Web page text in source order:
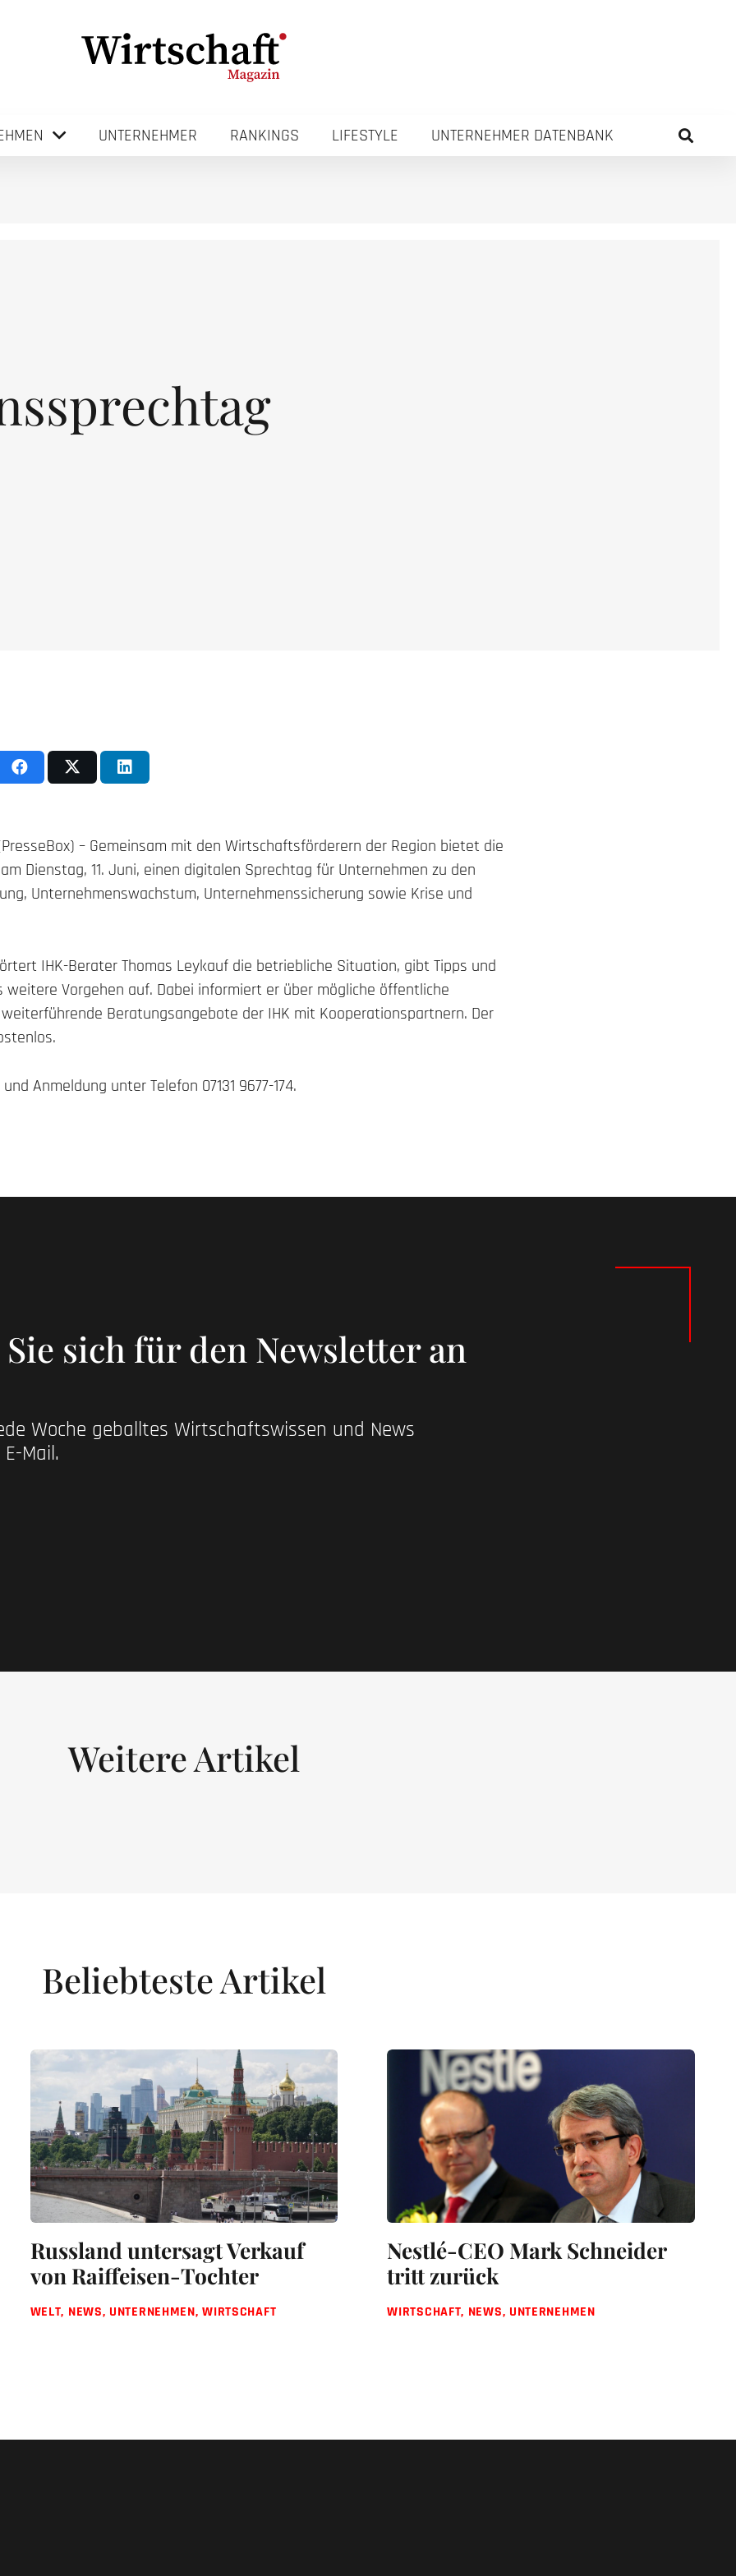
UNTERNEHMER RANKINGS LIFESTYLE UNTERNEHMER DATENBANK
– Gemeinsam mit den Wirtschaftsförderern der Region bietet die
Dienstag, 11. Juni, einen digitalen Sprechtag für Unternehmen zu den
Unternehmenswachstum, Unternehmenssicherung sowie Krise und
IHK-Berater Thomas Leykauf die betriebliche Situation, gibt Tipps und
weitere Vorgehen auf. Dabei informiert er über mögliche öffentliche
Beratungsangebote der IHK mit Kooperationspartnern. Der
Anmeldung unter Telefon 07131 9677-174.
sich für den Newsletter an
Woche geballtes Wirtschaftswissen und News
Mail.
Weitere Artikel
Beliebteste Artikel
Russland untersagt Verkauf
von Raiffeisen-Tochter
WELT, NEWS, UNTERNEHMEN,WIRTSCHAFT
Nestlé-CEO Mark Schneider
tritt zurück
WIRTSCHAFT, NEWS, UNTERNEHMEN